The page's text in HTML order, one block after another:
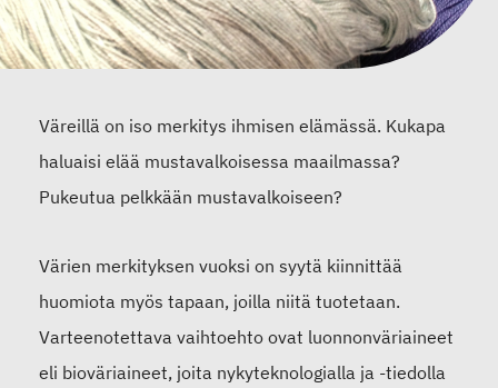
Väreillä on iso merkitys ihmisen elämässä. Kukapa
haluaisi elää mustavalkoisessa maailmassa?
Pukeutua pelkkään mustavalkoiseen?
Värien merkityksen vuoksi on syytä kiinnittää
huomiota myös tapaan, joilla niitä tuotetaan.
Varteenotettava vaihtoehto ovat luonnonväriaineet
eli bioväriaineet, joita nykyteknologialla ja -tiedolla